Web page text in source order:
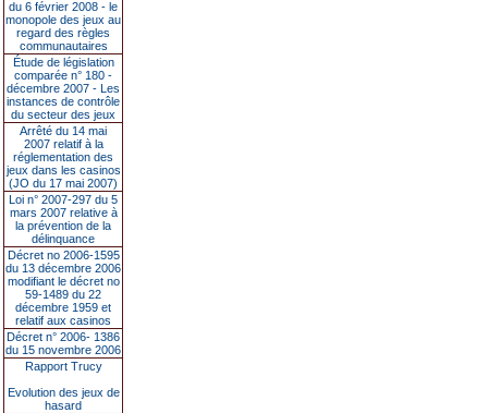
du 6 février 2008 - le
monopole des jeux au
regard des règles
communautaires
Étude de législation
comparée n° 180 -
décembre 2007 - Les
instances de contrôle
du secteur des jeux
Arrêté du 14 mai
2007 relatif à la
réglementation des
jeux dans les casinos
(JO du 17 mai 2007)
Loi n° 2007-297 du 5
mars 2007 relative à
la prévention de la
délinquance
Décret no 2006-1595
du 13 décembre 2006
modifiant le décret no
59-1489 du 22
décembre 1959 et
relatif aux casinos
Décret n° 2006- 1386
du 15 novembre 2006
Rapport Trucy
Evolution des jeux de
hasard